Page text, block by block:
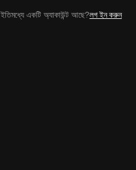
ইতিমধ্যে একটি অ্যাকাউন্ট আছে?লগ ইন করুন